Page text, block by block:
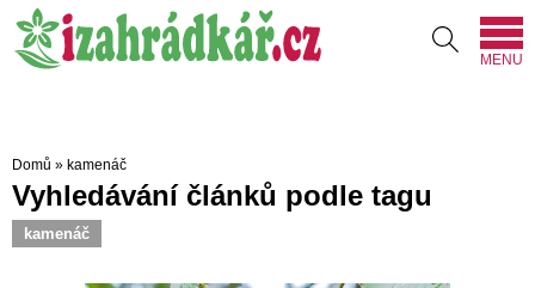
MENU
Domů » kamenáč
Vyhledávání článků podle tagu
kamenáč